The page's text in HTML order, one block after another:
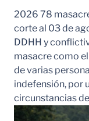
2026 78
corte al 03 de
DDHH y
masacre como
de varias
indefensión, por
circunstancias